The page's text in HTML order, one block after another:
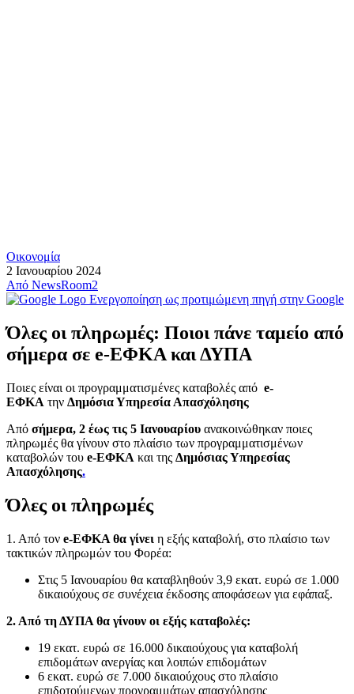
Οικονομία
2 Ιανουαρίου 2024
Από NewsRoom2
Ενεργοποίηση ως προτιμώμενη πηγή στην Google
Όλες οι πληρωμές: Ποιοι πάνε ταμείο από
σήμερα σε e-ΕΦΚΑ και ΔΥΠΑ
Ποιες είναι οι προγραμματισμένες καταβολές από e-
ΕΦΚΑ την Δημόσια Υπηρεσία Απασχόλησης
Από σήμερα, 2 έως τις 5 Ιανουαρίου ανακοινώθηκαν ποιες
πληρωμές θα γίνουν στο πλαίσιο των προγραμματισμένων
καταβολών του e-ΕΦΚΑ και της Δημόσιας Υπηρεσίας
Απασχόλησης.
Όλες οι πληρωμές
1. Από τον e-ΕΦΚΑ θα γίνει η εξής καταβολή, στο πλαίσιο των
τακτικών πληρωμών του Φορέα:
Στις 5 Ιανουαρίου θα καταβληθούν 3,9 εκατ. ευρώ σε 1.000
δικαιούχους σε συνέχεια έκδοσης αποφάσεων για εφάπαξ.
2. Από τη ΔΥΠΑ θα γίνουν οι εξής καταβολές:
19 εκατ. ευρώ σε 16.000 δικαιούχους για καταβολή
επιδομάτων ανεργίας και λοιπών επιδομάτων
6 εκατ. ευρώ σε 7.000 δικαιούχους στο πλαίσιο
επιδοτούμενων προγραμμάτων απασχόλησης